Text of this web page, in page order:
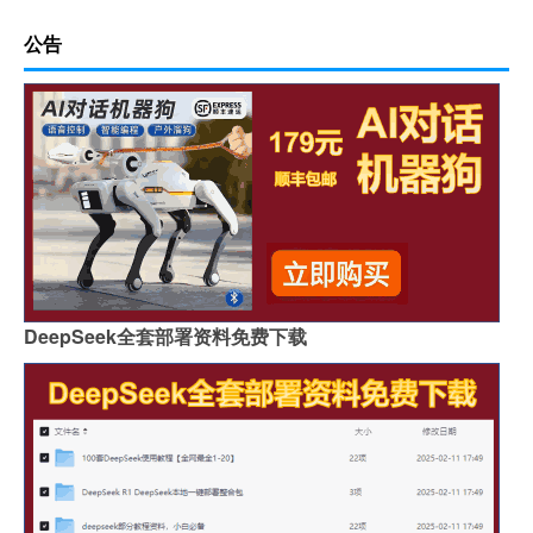
公告
DeepSeek全套部署资料免费下载